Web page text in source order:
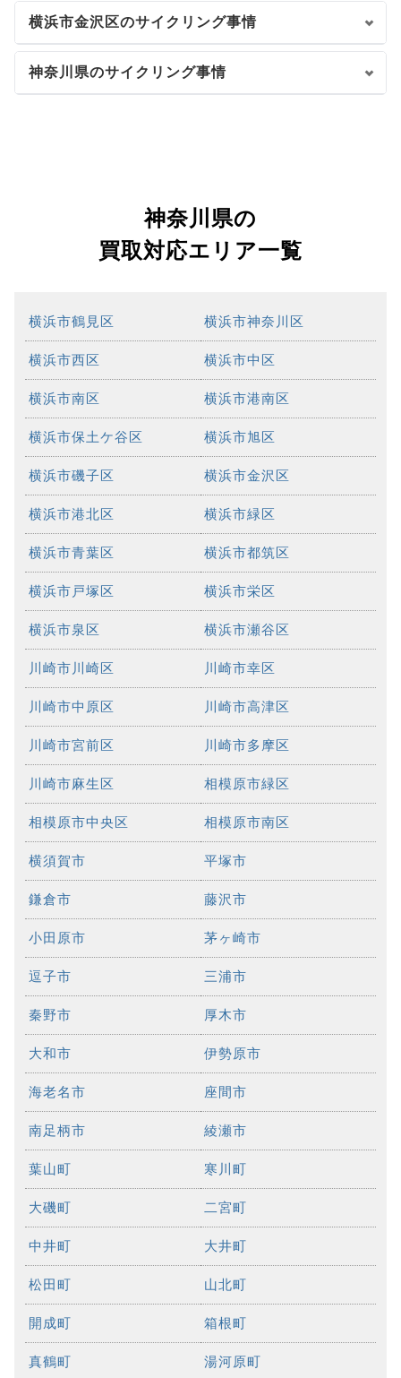
横浜市金沢区のサイクリング事情
神奈川県のサイクリング事情
神奈川県の
買取対応エリア一覧
横浜市鶴見区 横浜市神奈川区
横浜市西区 横浜市中区
横浜市南区 横浜市港南区
横浜市保土ケ谷区 横浜市旭区
横浜市磯子区 横浜市金沢区
横浜市港北区 横浜市緑区
横浜市青葉区 横浜市都筑区
横浜市戸塚区 横浜市栄区
横浜市泉区 横浜市瀬谷区
川崎市川崎区 川崎市幸区
川崎市中原区 川崎市高津区
川崎市宮前区 川崎市多摩区
川崎市麻生区 相模原市緑区
相模原市中央区 相模原市南区
横須賀市 平塚市
鎌倉市 藤沢市
小田原市 茅ヶ崎市
逗子市 三浦市
秦野市 厚木市
大和市 伊勢原市
海老名市 座間市
南足柄市 綾瀬市
葉山町 寒川町
大磯町 二宮町
中井町 大井町
松田町 山北町
開成町 箱根町
真鶴町 湯河原町